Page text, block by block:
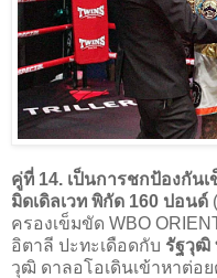
คู่ที่ 14. เป็นการชกป้องกัน
มิดเดิลเวท พิกัด 160 ปอนด์
ครองเข็มขัด WBO
อิตาลี ปะทะเดือดกับ รัฐวุฒิ
วุฒิ ดาลอโอเดินเข้าหาต่อ